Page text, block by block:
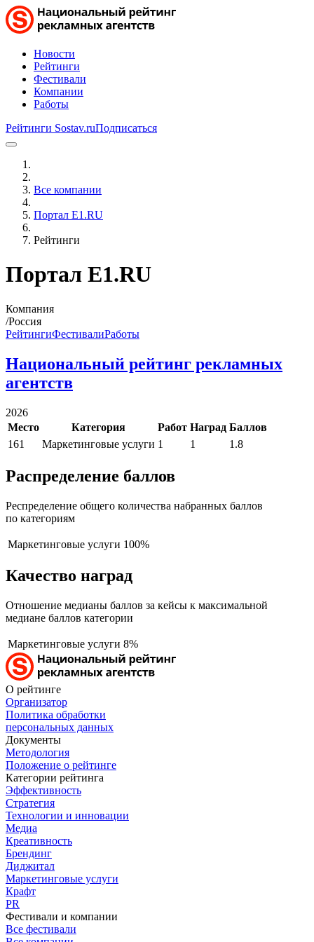
Новости
Рейтинги
Фестивали
Компании
Работы
Рейтинги Sostav.ruПодписаться
Все компании
Портал Е1.RU
Рейтинги
Портал Е1.RU
Компания
/Россия
РейтингиФестивалиРаботы
Национальный рейтинг рекламных
агентств
2026
Место
Категория Работ Наград Баллов
161
Маркетинговые услуги 1 1 1.8
Распределение баллов
Респределение общего количества набранных баллов
по категориям
Маркетинговые услуги 100%
Качество наград
Отношение медианы баллов за кейсы к максимальной
медиане баллов категории
Маркетинговые услуги 8%
О рейтинге
Организатор
Политика обработки
персональных данных
Документы
Методология
Положение о рейтинге
Категории рейтинга
Эффективность
Стратегия
Технологии и инновации
Медиа
Креативность
Брендинг
Диджитал
Маркетинговые услуги
Крафт
PR
Фестивали и компании
Все фестивали